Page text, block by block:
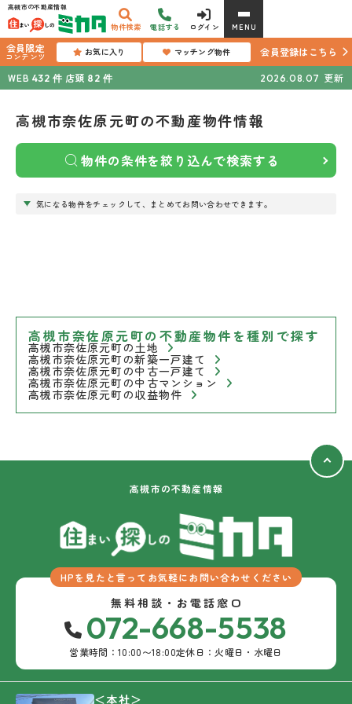
高槻市の不動産情報
物件検索 電話する ログイン MENU
会員限定
コンテンツ お気に入り マッチング物件
会員登録はこちら
WEB 432 件 店頭 82 件 2026.08.07 更新
高槻市奈佐原元町の不動産物件情報
物件の条件を絞り込んで検索する
気になる物件をチェックして、まとめてお問い合わせできます。
高槻市奈佐原元町の不動産物件を種別で探す
高槻市奈佐原元町の土地
高槻市奈佐原元町の新築一戸建て
高槻市奈佐原元町の中古一戸建て
高槻市奈佐原元町の中古マンション
高槻市奈佐原元町の収益物件
高槻市の不動産情報
HPを見たと言ってお気軽にお問い合わせください
無料相談・お電話窓口
072-668-5538
営業時間：10:00〜18:00定休日：火曜日・水曜日
＜本社＞